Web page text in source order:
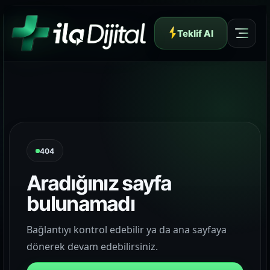
Teklif Al
Müşteri Paneli
Hakkımızda
Yapının arkasındaki yaklaşımı ve çalışma dilini
404
Aradığınız sayfa
bulunamadı
Bağlantıyı kontrol edebilir ya da ana sayfaya
dönerek devam edebilirsiniz.